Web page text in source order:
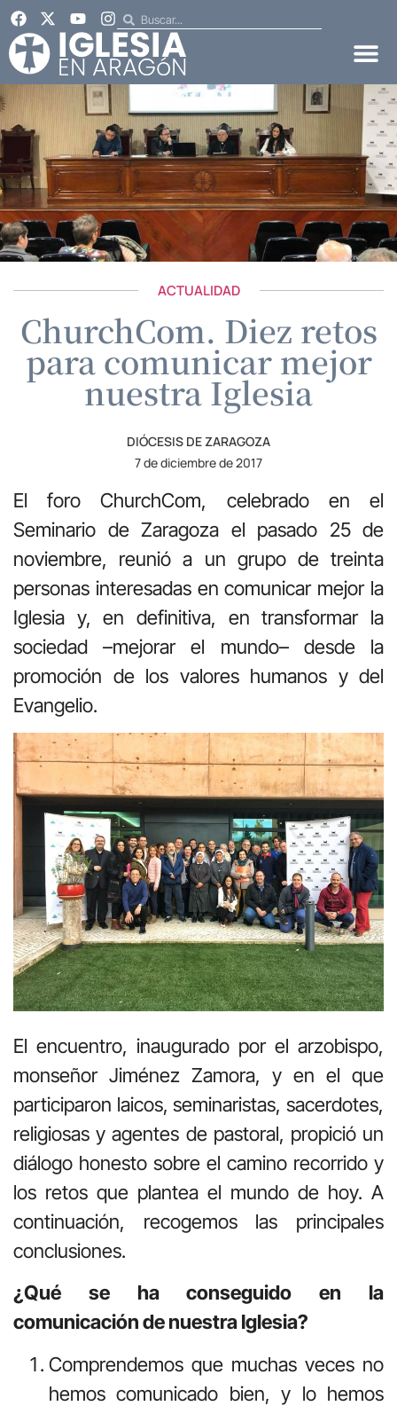
ACTUALIDAD
ChurchCom. Diez retos
para comunicar mejor
nuestra Iglesia
DIÓCESIS DE ZARAGOZA
7 de diciembre de 2017
El foro ChurchCom, celebrado en el
Seminario de Zaragoza el pasado 25 de
noviembre, reunió a un grupo de treinta
personas interesadas en comunicar mejor la
Iglesia y, en definitiva, en transformar la
sociedad –mejorar el mundo– desde la
promoción de los valores humanos y del
Evangelio.
El encuentro, inaugurado por el arzobispo,
monseñor Jiménez Zamora, y en el que
participaron laicos, seminaristas, sacerdotes,
religiosas y agentes de pastoral, propició un
diálogo honesto sobre el camino recorrido y
los retos que plantea el mundo de hoy. A
continuación, recogemos las principales
conclusiones.
¿Qué se ha conseguido en la
comunicación de nuestra Iglesia?
Comprendemos que muchas veces no
hemos comunicado bien, y lo hemos